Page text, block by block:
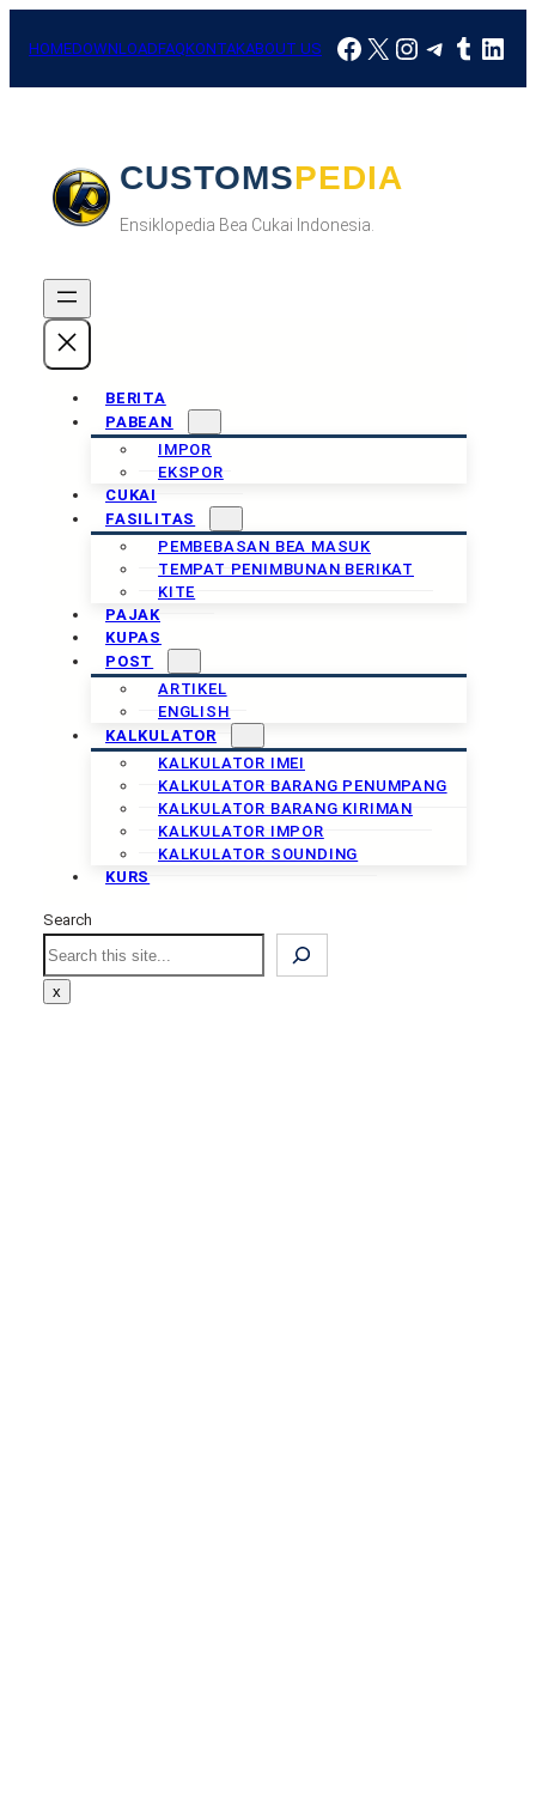
HOMEDOWNLOADFAQKONTAKABOUT US Facebook
X Instagram
CUSTOMSPEDIA
Ensiklopedia Bea Cukai Indonesia.
BERITA
PABEAN
IMPOR
EKSPOR
CUKAI
FASILITAS
PEMBEBASAN BEA MASUK
TEMPAT PENIMBUNAN BERIKAT
KITE
PAJAK
KUPAS
POST
ARTIKEL
ENGLISH
KALKULATOR
KALKULATOR IMEI
KALKULATOR BARANG PENUMPANG
KALKULATOR BARANG KIRIMAN
KALKULATOR IMPOR
KALKULATOR SOUNDING
KURS
Search
Search
x